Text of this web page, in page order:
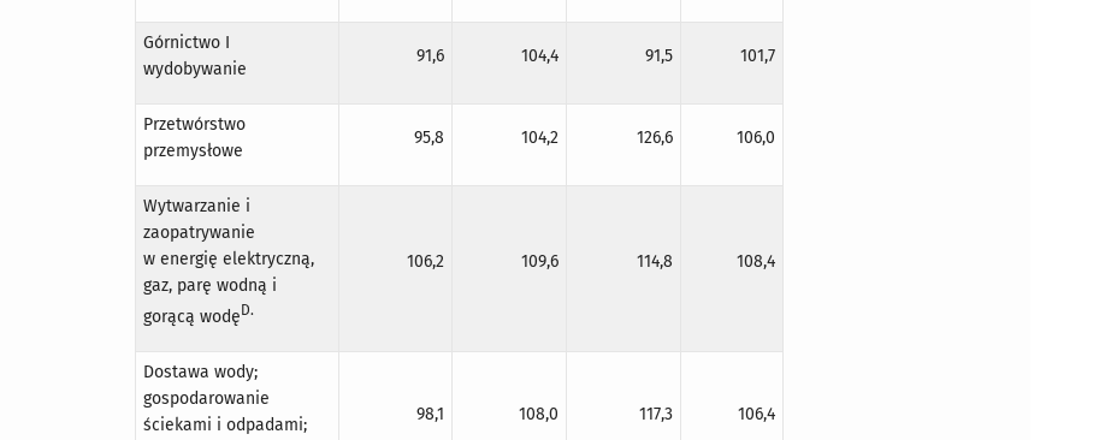
Górnictwo I
wydobywanie
91,6 104,4 91,5 101,7
Przetwórstwo
przemysłowe
95,8 104,2 126,6 106,0
Wytwarzanie i
zaopatrywanie
w energię elektryczną,
gaz, parę wodną i
gorącą wodę D.
106,2 109,6 114,8 108,4
Dostawa wody;
gospodarowanie
ściekami i odpadami;
98,1 108,0 117,3 106,4